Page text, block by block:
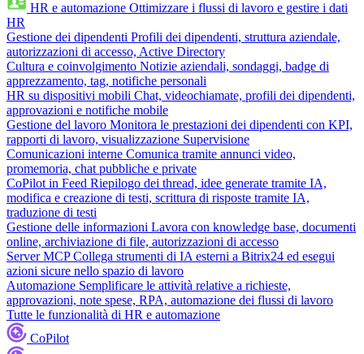
HR e automazione Ottimizzare i flussi di lavoro e gestire i dati
HR
Gestione dei dipendenti Profili dei dipendenti, struttura aziendale,
autorizzazioni di accesso, Active Directory
Cultura e coinvolgimento Notizie aziendali, sondaggi, badge di
apprezzamento, tag, notifiche personali
HR su dispositivi mobili Chat, videochiamate, profili dei dipendenti,
approvazioni e notifiche mobile
Gestione del lavoro Monitora le prestazioni dei dipendenti con KPI,
rapporti di lavoro, visualizzazione Supervisione
Comunicazioni interne Comunica tramite annunci video,
promemoria, chat pubbliche e private
CoPilot in Feed Riepilogo dei thread, idee generate tramite IA,
modifica e creazione di testi, scrittura di risposte tramite IA,
traduzione di testi
Gestione delle informazioni Lavora con knowledge base, documenti
online, archiviazione di file, autorizzazioni di accesso
Server MCP Collega strumenti di IA esterni a Bitrix24 ed esegui
azioni sicure nello spazio di lavoro
Automazione Semplificare le attività relative a richieste,
approvazioni, note spese, RPA, automazione dei flussi di lavoro
Tutte le funzionalità di HR e automazione
CoPilot